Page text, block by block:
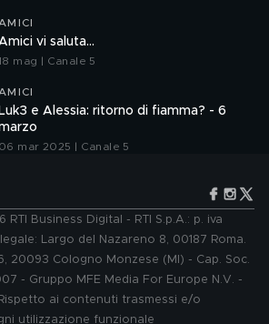
AMICI
vi saluta...
mag | Canale 5
AMICI
Luk3 e Alessia: ritorno di fiamma? - 6
06 mar 2025 | Canale 5
Business Digital - RTI S.p.A.: p. iva
Largo del Nazareno 8, 00187 Roma.
20093 Cologno Monzese (MI) - Cap. Soc.
- Gruppo MFE Media For Europe N.V. -
ai contenuti trasmessi e/o
utilizzazione funzionale